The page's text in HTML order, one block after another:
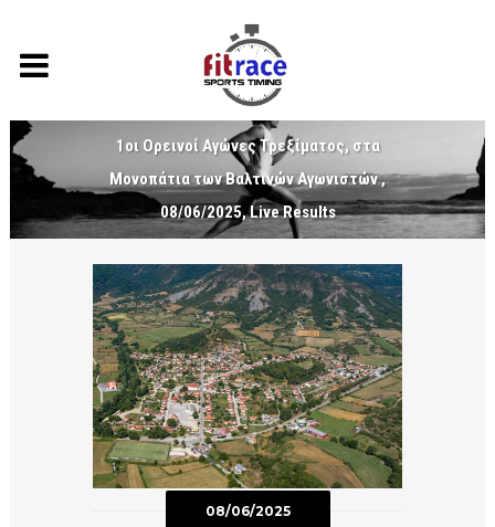
1οι Ορεινοί Αγώνες Τρεξίματος, στα
Μονοπάτια των Βαλτινών Αγωνιστών ,
08/06/2025, Live Results
08/06/2025